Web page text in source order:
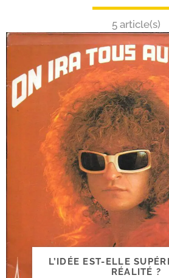
5 article(s)
L’IDÉE EST-​ELLE
RÉALITÉ ?